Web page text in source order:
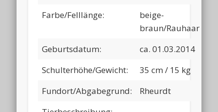
Farbe/Felllänge:
beige-
braun/Rauhaar
Geburtsdatum:
ca. 01.03.2014
Schulterhöhe/Gewicht:
35 cm / 15 kg
Fundort/Abgabegrund:
Rheurdt